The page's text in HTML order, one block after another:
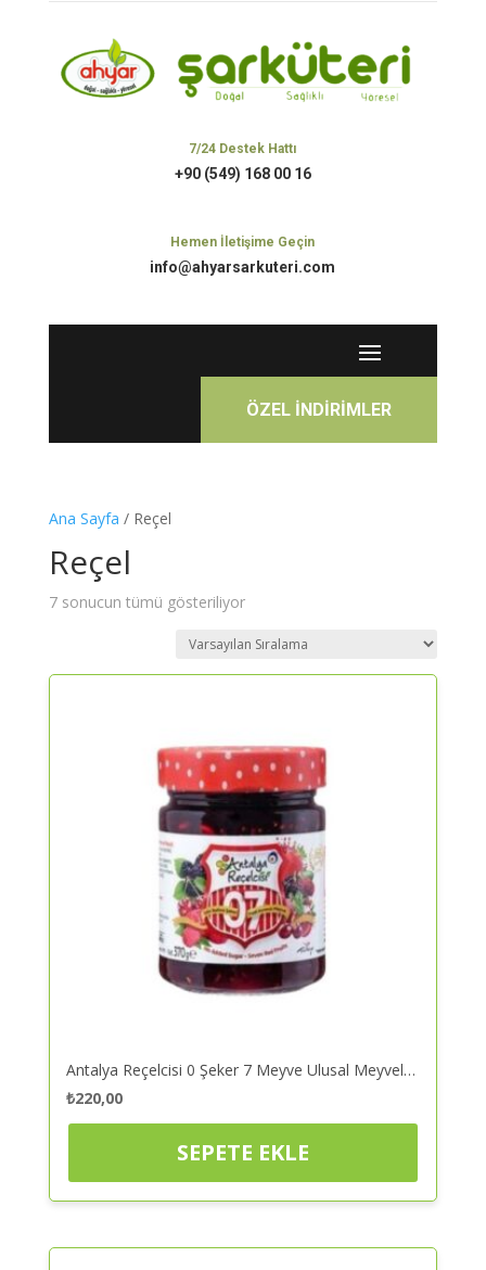
7/24 Destek Hattı
+90 (549) 168 00 16
Hemen İletişime Geçin
info@ahyarsarkuteri.com
ÖZEL İNDİRİMLER
Ana Sayfa / Reçel
Reçel
7 sonucun tümü gösteriliyor
Antalya Reçelcisi 0 Şeker 7 Meyve Ulusal Meyveler Şeker Ilavesiz 290 gr – Reçel | Kaliteli ve Güvenilir Alışveriş
₺220,00
SEPETE EKLE